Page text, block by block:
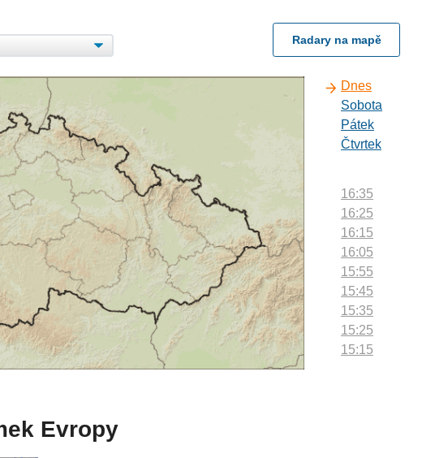
Radary na mapě
Dnes
Sobota
Pátek
Čtvrtek
16:35
16:25
16:15
16:05
15:55
15:45
15:35
15:25
15:15
Evropy